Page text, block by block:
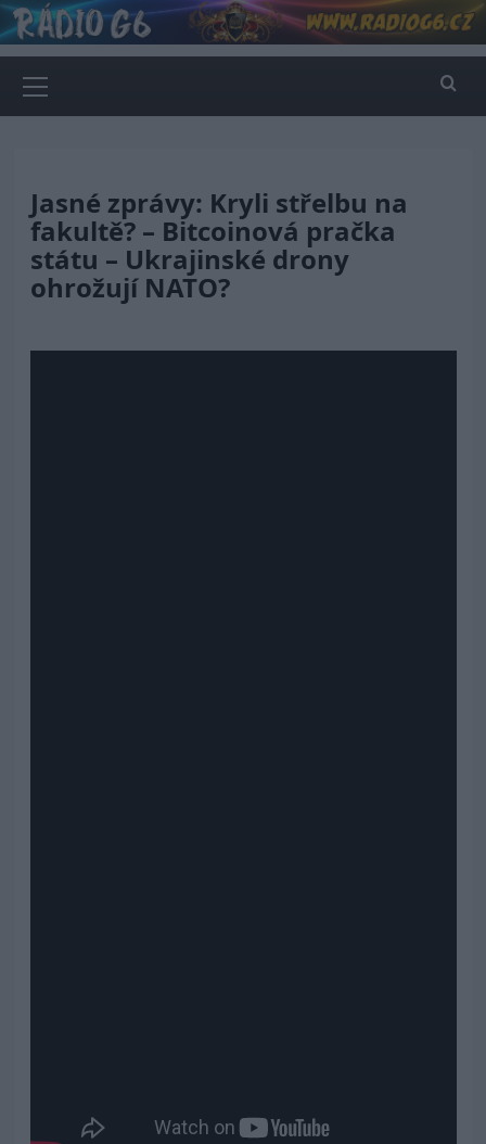
Skip
to
content
Menu
Jasné zprávy: Kryli střelbu na
fakultě? – Bitcoinová pračka
státu – Ukrajinské drony
ohrožují NATO?